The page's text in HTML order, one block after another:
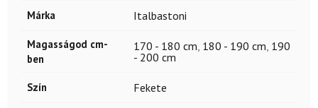
Márka Italbastoni
Magasságod cm-
ben
170 - 180 cm 180 - 190 cm 190
- 200 cm
Szín Fekete